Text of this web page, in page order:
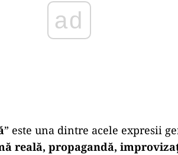
” este una dintre acele expresii
reală, propagandă,